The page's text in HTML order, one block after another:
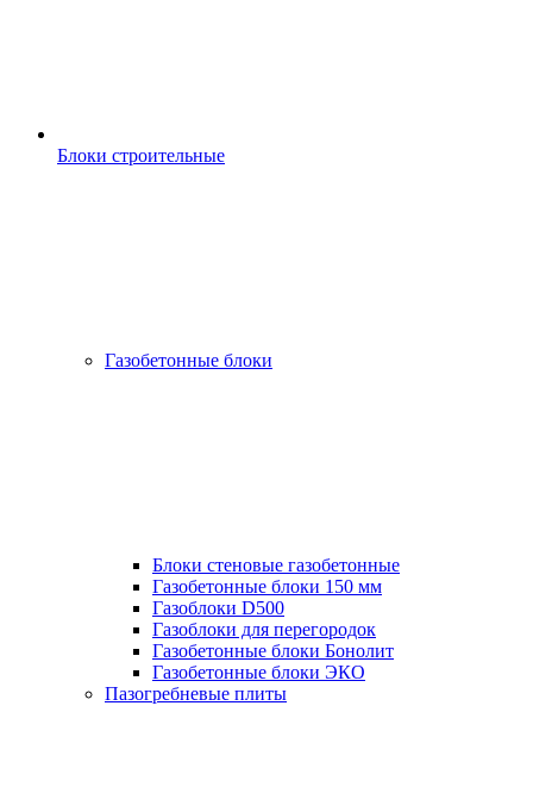
Блоки строительные
Газобетонные блоки
Блоки стеновые газобетонные
Газобетонные блоки 150 мм
Газоблоки D500
Газоблоки для перегородок
Газобетонные блоки Бонолит
Газобетонные блоки ЭКО
Пазогребневые плиты